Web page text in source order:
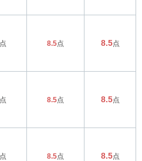
点 8.5点 8.5点
点 8.5点 8.5点
点 8.5点 8.5点